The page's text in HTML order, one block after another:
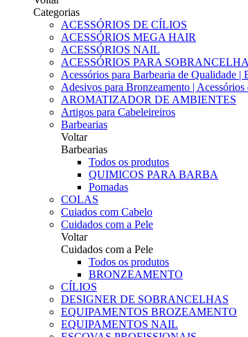
Categorias
ACESSÓRIOS DE CÍLIOS
ACESSÓRIOS MEGA HAIR
ACESSÓRIOS NAIL
ACESSÓRIOS PARA
Acessórios para Barbearia de Qualidade |
Adesivos para Bronzeamento | Acessórios
AROMATIZADOR DE AMBIENTES
Artigos para Cabeleireiros
Barbearias
Voltar
Barbearias
Todos os produtos
QUIMICOS PARA BARBA
Pomadas
COLAS
Cuiados com Cabelo
Cuidados com a Pele
Voltar
Cuidados com a Pele
Todos os produtos
BRONZEAMENTO
CÍLIOS
DESIGNER DE SOBRANCELHAS
EQUIPAMENTOS BROZEAMENTO
EQUIPAMENTOS NAIL